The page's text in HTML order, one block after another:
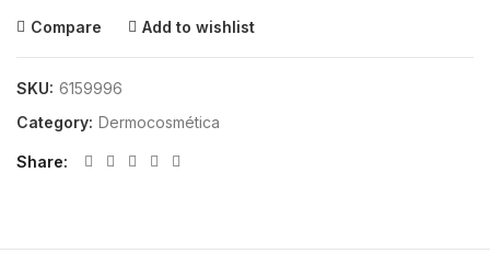
Compare Add to wishlist
SKU: 6159996
Category: Dermocosmética
Share